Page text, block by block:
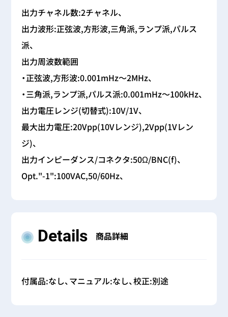
出力チャネル数:2チャネル、
出力波形:正弦波,方形波,三角派,ランプ派,パルス
派、
出力周波数範囲
・正弦波,方形波:0.001mHz～2MHz、
・三角派,ランプ派,パルス派:0.001mHz～100kHz、
出力電圧レンジ(切替式):10V/1V、
最大出力電圧:20Vpp(10Vレンジ),2Vpp(1Vレン
ジ)、
出力インピーダンス/コネクタ:50Ω/BNC(f)、
Opt."-1":100VAC,50/60Hz、
Details 商品詳細
付属品:なし、マニュアル:なし、校正:別途